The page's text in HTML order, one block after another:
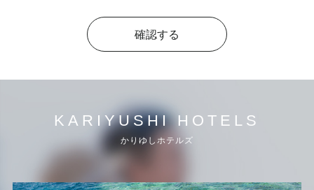
確認する
KARIYUSHI HOTELS
かりゆしホテルズ